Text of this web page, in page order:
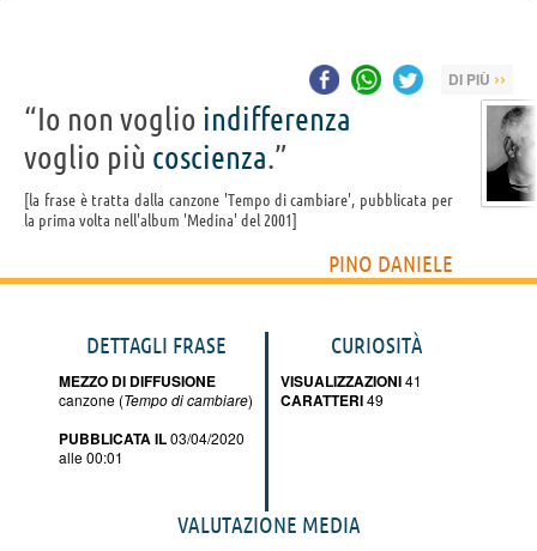
DI PIÙ ››
“Io non voglio indifferenza
voglio più coscienza.”
la frase è tratta dalla canzone 'Tempo di cambiare', pubblicata per
la prima volta nell'album 'Medina' del 2001
PINO DANIELE
DETTAGLI FRASE
MEZZO DI DIFFUSIONE
canzone (Tempo di cambiare)
PUBBLICATA IL03/04/2020
alle 00:01
CURIOSITÀ
VISUALIZZAZIONI41
CARATTERI49
VALUTAZIONE MEDIA